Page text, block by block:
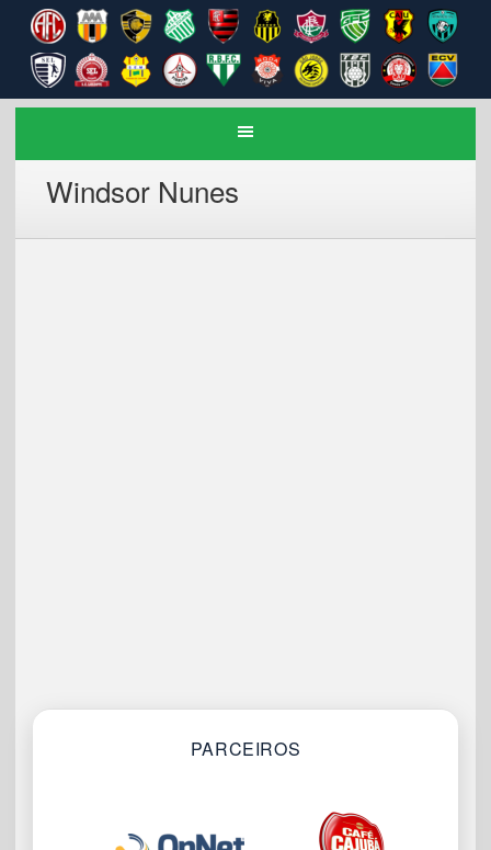
Windsor Nunes
PARCEIROS